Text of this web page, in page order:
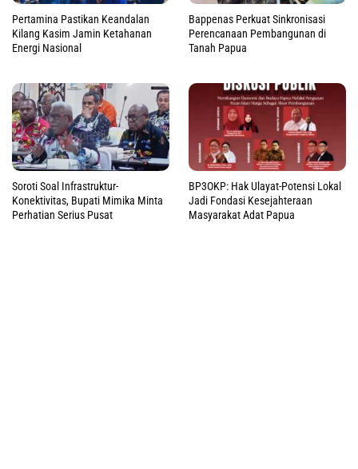
Pertamina Pastikan Keandalan
Kilang Kasim Jamin Ketahanan
Energi Nasional
Bappenas Perkuat Sinkronisasi
Perencanaan Pembangunan di
Tanah Papua
Soroti Soal Infrastruktur-
Konektivitas, Bupati Mimika Minta
Perhatian Serius Pusat
BP3OKP: Hak Ulayat-Potensi Lokal
Jadi Fondasi Kesejahteraan
Masyarakat Adat Papua